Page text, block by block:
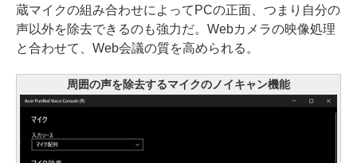
蔵マイクの組み合わせによってPCの正面、つまり自分の
声以外を除去できるのも強力だ。Webカメラの映像処理
と合わせて、Web会議の質を高められる。
周囲の声を除去するマイクのノイキャン機能